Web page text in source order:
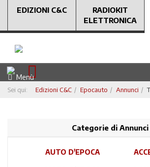
EDIZIONI C&C
RADIOKIT
ELETTRONICA
Menù
Sei qui: Edizioni C&C Epocauto Annunci
Categorie di Annunci
AUTO D'EPOCA